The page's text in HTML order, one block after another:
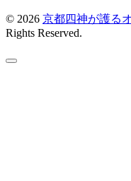
© 2026 京都四神が護る
Rights Reserved.